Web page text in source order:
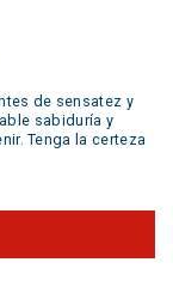
de sensatez y
sabiduría y
Tenga la certeza